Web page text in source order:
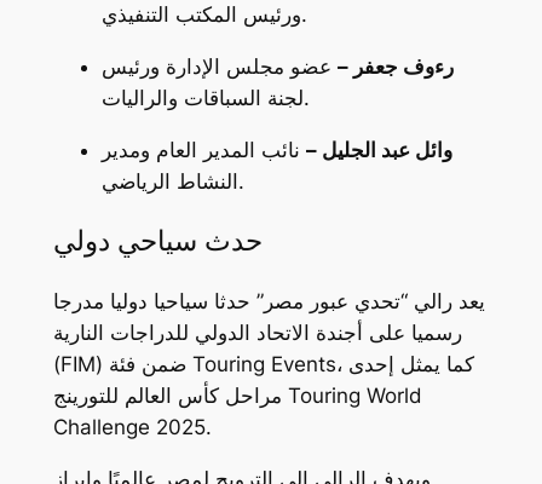
ورئيس المكتب التنفيذي.
رءوف جعفر – عضو مجلس الإدارة ورئيس
لجنة السباقات والراليات.
وائل عبد الجليل – نائب المدير العام ومدير
النشاط الرياضي.
حدث سياحي دولي
يعد رالي “تحدي عبور مصر” حدثا سياحيا دوليا مدرجا
رسميا على أجندة الاتحاد الدولي للدراجات النارية
(FIM) ضمن فئة Touring Events، كما يمثل إحدى
مراحل كأس العالم للتورينج Touring World
Challenge 2025.
ويهدف الرالي إلى الترويج لمصر عالميًا وإبراز